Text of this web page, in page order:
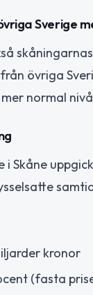
Sverige
övriga
normal
Skåne
kronor
(fasta